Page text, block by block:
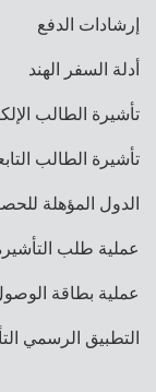
إرشادات الدفع
أدلة السفر الهند
تأشيرة الطالب
تأشيرة الطالب
الدول المؤهلة
عملية طلب التأشيرة
عملية بطاقة
التطبيق الرسمي